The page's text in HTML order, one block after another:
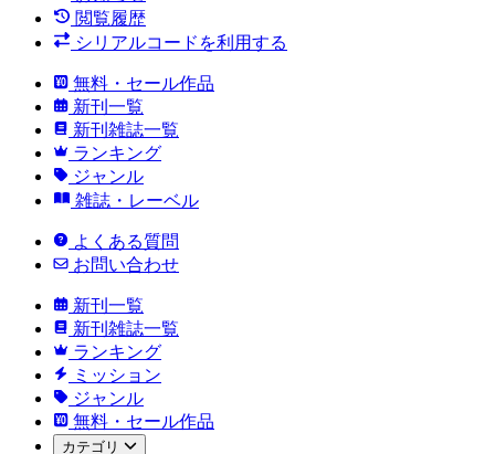
閲覧履歴
シリアルコードを利用する
無料・セール作品
新刊一覧
新刊雑誌一覧
ランキング
ジャンル
雑誌・レーベル
よくある質問
お問い合わせ
新刊一覧
新刊雑誌一覧
ランキング
ミッション
ジャンル
無料・セール作品
カテゴリ